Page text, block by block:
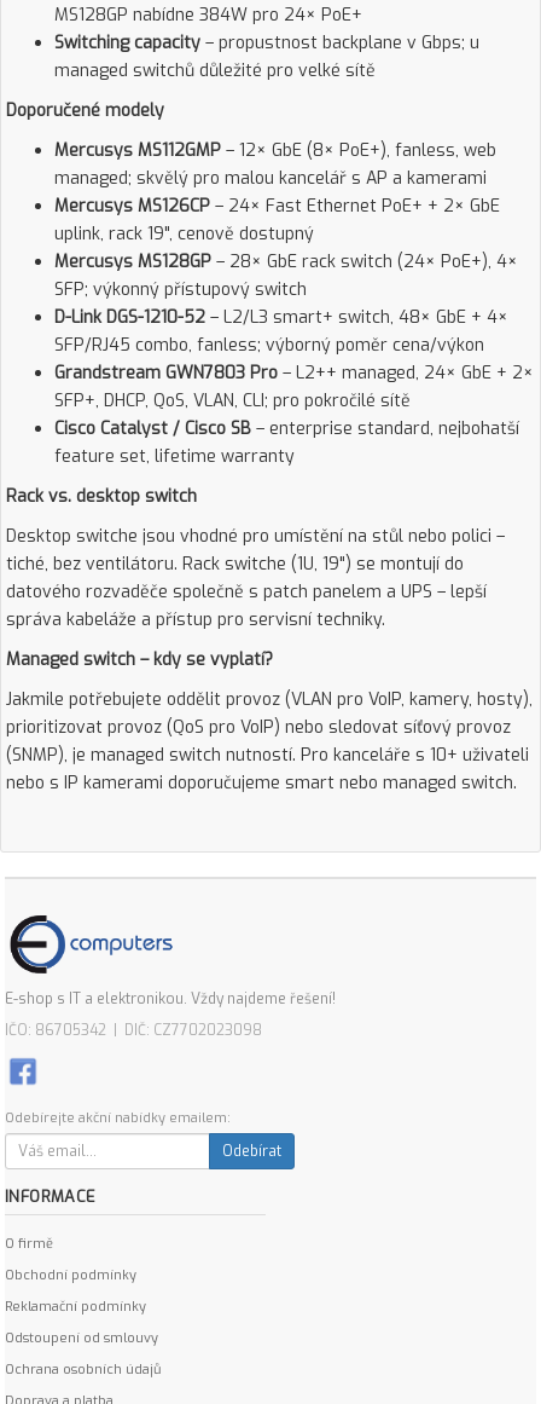
MS128GP nabídne 384W pro 24× PoE+
Switching capacity – propustnost backplane v Gbps; u
managed switchů důležité pro velké sítě
Doporučené modely
Mercusys MS112GMP – 12× GbE (8× PoE+), fanless, web
managed; skvělý pro malou kancelář s AP a kamerami
Mercusys MS126CP – 24× Fast Ethernet PoE+ + 2× GbE
uplink, rack 19", cenově dostupný
Mercusys MS128GP – 28× GbE rack switch (24× PoE+), 4×
SFP; výkonný přístupový switch
D-Link DGS-1210-52 – L2/L3 smart+ switch, 48× GbE + 4×
SFP/RJ45 combo, fanless; výborný poměr cena/výkon
Grandstream GWN7803 Pro – L2++ managed, 24× GbE + 2×
SFP+, DHCP, QoS, VLAN, CLI; pro pokročilé sítě
Cisco Catalyst / Cisco SB – enterprise standard, nejbohatší
feature set, lifetime warranty
Rack vs. desktop switch
Desktop switche jsou vhodné pro umístění na stůl nebo polici –
tiché, bez ventilátoru. Rack switche (1U, 19") se montují do
datového rozvaděče společně s patch panelem a UPS – lepší
správa kabeláže a přístup pro servisní techniky.
Managed switch – kdy se vyplatí?
Jakmile potřebujete oddělit provoz (VLAN pro VoIP, kamery, hosty),
prioritizovat provoz (QoS pro VoIP) nebo sledovat síťový provoz
(SNMP), je managed switch nutností. Pro kanceláře s 10+ uživateli
nebo s IP kamerami doporučujeme smart nebo managed switch.
E-shop s IT a elektronikou. Vždy najdeme řešení!
IČO: 86705342 | DIČ: CZ7702023098
Odebírejte akční nabídky emailem:
Odebírat
INFORMACE
O firmě
Obchodní podmínky
Reklamační podmínky
Odstoupení od smlouvy
Ochrana osobních údajů